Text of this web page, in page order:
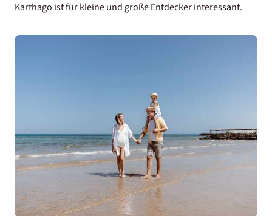
Karthago ist für kleine und große Entdecker interessant.